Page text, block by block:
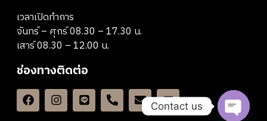
เวลาเปิดทำการ
จันทร์ – ศุกร์ 08.30 – 17.30 น.
เสาร์ 08.30 – 12.00 น.
ช่องทางติดต่อ
Contact us